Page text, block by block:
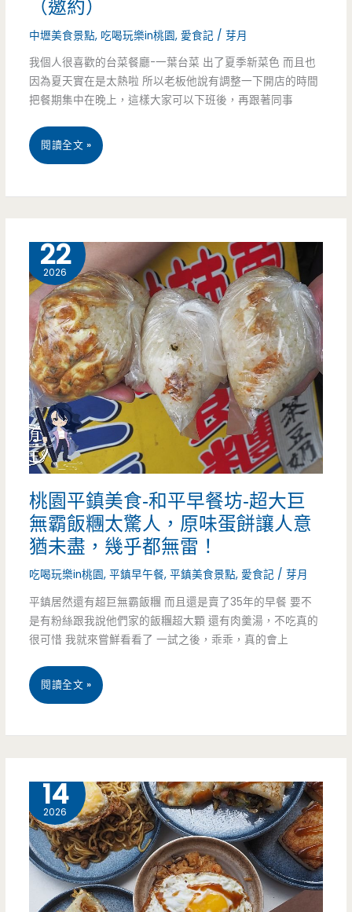
好
味
呀
~
（邀約）
中壢美食景點, 吃喝玩樂in桃園, 愛食記 /芽月
我個人很喜歡的台菜餐廳-一葉台菜 出了夏季新菜色 而且也
因為夏天實在是太熱啦 所以老板他說有調整一下開店的時間
把餐期集中在晚上，這樣大家可以下班後，再跟著同事
桃
美
食-
一
葉
台
菜-
換
季
又
有
色，
卷
新
鮮
好
閱讀全文 »
22
2026
桃園平鎮美食-和平早餐坊-超大巨
無霸飯糰太驚人，原味蛋餅讓人意
猶未盡，幾乎都無雷！
吃喝玩樂in桃園,平鎮早午餐,平鎮美食景點, 愛食記 /芽月
平鎮居然還有超巨無霸飯糰 而且還是賣了35年的早餐 要不
是有粉絲跟我說他們家的飯糰超大顆 還有肉羹湯，不吃真的
很可惜 我就來嘗鮮看看了 一試之後，乖乖，真的會上
桃
美
食-
和
閱讀全文 »
14
2026